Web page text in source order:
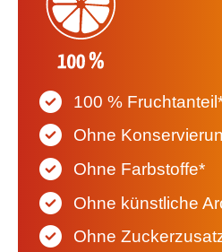
100 %
Ohne
Ohne Farbstoffe*
Ohne künstliche
Ohne